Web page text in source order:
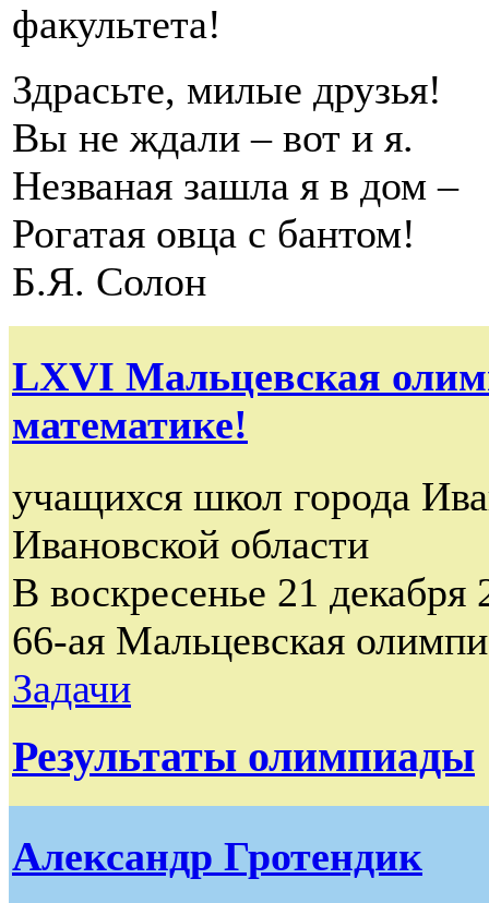
факультета!
Здрасьте, милые друзья!
Вы не ждали – вот и я.
Незваная зашла я в дом –
Рогатая овца с бантом!
Б.Я. Солон
LXVI Мальцевская
математике!
учащихся школ города
Ивановской области
В воскресенье 21
66-ая Мальцевская
Задачи
Результаты олимпиады
Александр Гротендик